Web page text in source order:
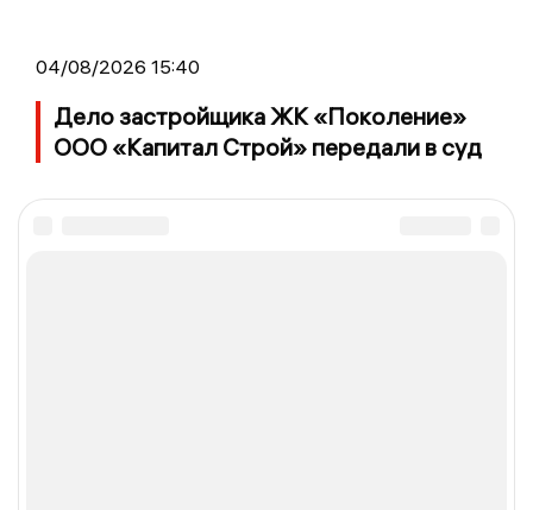
04/08/2026 15:40
Дело застройщика ЖК «Поколение»
ООО «Капитал Строй» передали в суд